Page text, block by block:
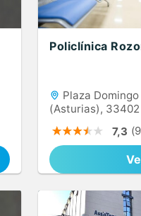
Policlínica
Plaza
(Asturias), 33402
7,3